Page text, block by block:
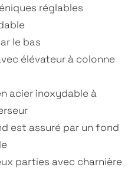
réglables
le bas
élévateur à colonne
acier inoxydable à
est assuré par un fond
parties avec charnière